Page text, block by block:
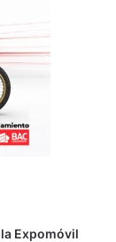
la Expomóvil